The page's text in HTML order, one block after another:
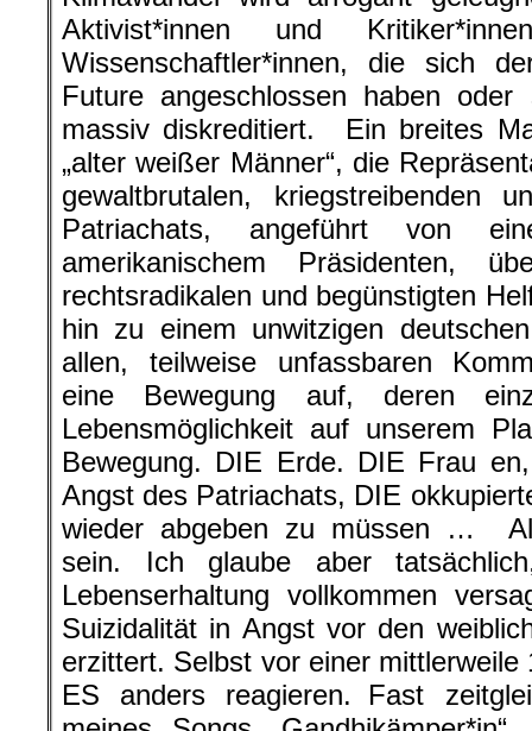
Aktivist*innen und
Wissenschaftler*innen, die sich
Future angeschlossen haben
massiv diskreditiert. Ein breites
„alter weißer Männer“, die
gewaltbrutalen, kriegstreibenden
Patriachats, angeführt von
amerikanischem Präsidenten,
rechtsradikalen und begünstigten
hin zu einem unwitzigen
allen, teilweise unfassbaren
eine Bewegung auf, deren
Lebensmöglichkeit auf unserem
Bewegung. DIE Erde. DIE Frau
Angst des Patriachats, DIE
wieder abgeben zu müssen …
sein. Ich glaube aber
Lebenserhaltung vollkommen
Suizidalität in Angst vor den
erzittert. Selbst vor einer
ES anders reagieren. Fast